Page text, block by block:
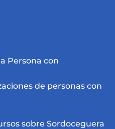
Persona con
de personas con
sobre Sordoceguera